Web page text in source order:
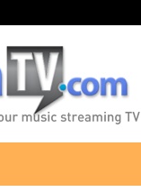
KitaTV.com